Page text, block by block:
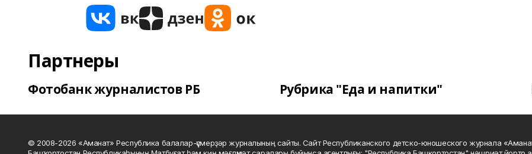
Партнеры
Фотобанк журналистов РБ Рубрика "Еда и напитки"
© 2008-2026 «Аманат» Республика балалар-үҫмерҙәр журналының сайты. Сайт Республиканского детско-юношеского журнала